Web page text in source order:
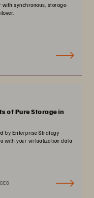
with synchronous, storage-
of Pure Storage in
by Enterprise Strategy
with your virtualization data